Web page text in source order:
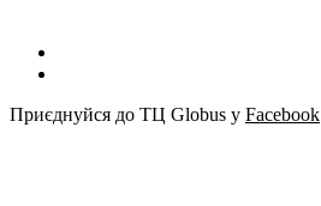
Приєднуйся до ТЦ Globus у Facebook